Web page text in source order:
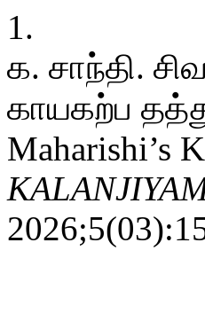
1.
க. சாந்தி.
காயகற்ப
Maharishi’s